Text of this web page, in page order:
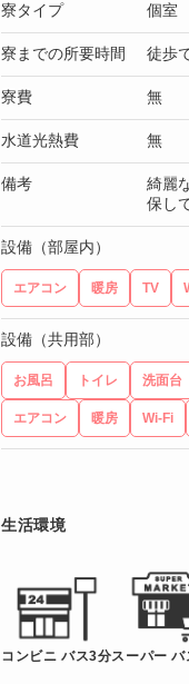
寮タイプ 個室
寮までの所要時間 徒歩
寮費 無
水道光熱費 無
備考
綺麗
保し
設備（部屋内）
エアコン 暖房 TV
設備（共用部）
お風呂 トイレ 洗面台
エアコン 暖房 Wi-Fi
生活環境
コンビニ バス3分スーパー バ